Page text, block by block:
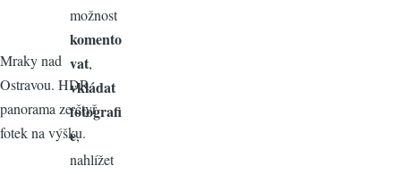
Mraky nad
Ostravou. HDR
panorama ze čtyř
fotek na výšku.
možnost
komento
vat,
vkládat
fotografi
e,
nahlížet